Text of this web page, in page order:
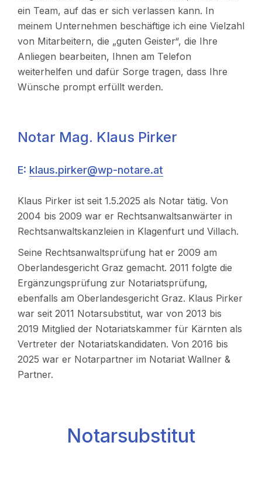
ein Team, auf das er sich verlassen kann. In
meinem Unternehmen beschäftige ich eine Vielzahl
von Mitarbeitern, die „guten Geister“, die Ihre
Anliegen bearbeiten, Ihnen am Telefon
weiterhelfen und dafür Sorge tragen, dass Ihre
Wünsche prompt erfüllt werden.
Notar Mag. Klaus Pirker
E: klaus.pirker@wp-notare.at
Klaus Pirker ist seit 1.5.2025 als Notar tätig. Von
2004 bis 2009 war er Rechtsanwaltsanwärter in
Rechtsanwaltskanzleien in Klagenfurt und Villach.​​
Seine Rechtsanwaltsprüfung hat er 2009 am
Oberlandesgericht Graz gemacht. 2011 folgte die
Ergänzungsprüfung zur Notariatsprüfung,
ebenfalls am Oberlandesgericht Graz. Klaus Pirker
war seit 2011 Notarsubstitut, war von 2013 bis
2019 Mitglied der Notariatskammer für Kärnten als
Vertreter der Notariatskandidaten. Von 2016 bis
2025 war er Notarpartner im Notariat Wallner &
Partner.
Notarsubstitut